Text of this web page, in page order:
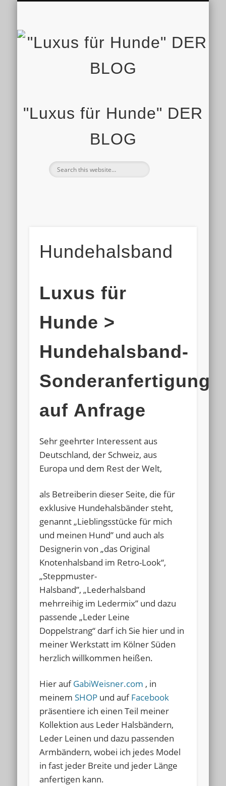
"Luxus für Hunde" DER
BLOG
Hundehalsband
Luxus für
Hunde >
Hundehalsband-
Sonderanfertigung
auf Anfrage
Sehr geehrter Interessent aus
Deutschland, der Schweiz, aus
Europa und dem Rest der Welt,
als Betreiberin dieser Seite, die für
exklusive Hundehalsbänder steht,
genannt „Lieblingsstücke für mich
und meinen Hund” und auch als
Designerin von „das Original
Knotenhalsband im Retro-Look“,
„Steppmuster-
Halsband”, „Lederhalsband
mehrreihig im Ledermix” und dazu
passende „Leder Leine
Doppelstrang“ darf ich Sie hier und in
meiner Werkstatt im Kölner Süden
herzlich willkommen heißen.
Hier aufGabiWeisner.com , in
meinemSHOP und aufFacebook
präsentiere ich einen Teil meiner
Kollektion aus Leder Halsbändern,
Leder Leinen und dazu passenden
Armbändern, wobei ich jedes Model
in fast jeder Breite und jeder Länge
anfertigen kann.